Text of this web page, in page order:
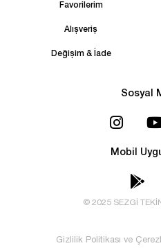
Favorilerim
Alışveriş
Değişim & İade
Sosyal
Mobil
© 2025 SEZGİ
Gizlilik Politikası ve